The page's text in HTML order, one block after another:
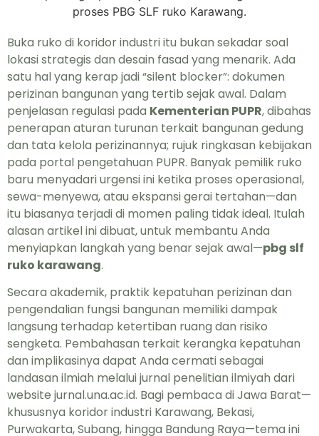
Buka ruko di koridor industri itu bukan sekadar soal
lokasi strategis dan desain fasad yang menarik. Ada
satu hal yang kerap jadi “silent blocker”: dokumen
perizinan bangunan yang tertib sejak awal. Dalam
penjelasan regulasi pada Kementerian PUPR, dibahas
penerapan aturan turunan terkait bangunan gedung
dan tata kelola perizinannya; rujuk ringkasan kebijakan
pada portal pengetahuan PUPR. Banyak pemilik ruko
baru menyadari urgensi ini ketika proses operasional,
sewa-menyewa, atau ekspansi gerai tertahan—dan
itu biasanya terjadi di momen paling tidak ideal. Itulah
alasan artikel ini dibuat, untuk membantu Anda
menyiapkan langkah yang benar sejak awal—pbg slf
ruko karawang.
Secara akademik, praktik kepatuhan perizinan dan
pengendalian fungsi bangunan memiliki dampak
langsung terhadap ketertiban ruang dan risiko
sengketa. Pembahasan terkait kerangka kepatuhan
dan implikasinya dapat Anda cermati sebagai
landasan ilmiah melaluijurnal penelitian ilmiyah dari
website jurnal.una.ac.id. Bagi pembaca di Jawa Barat—
khususnya koridor industri Karawang, Bekasi,
Purwakarta, Subang, hingga Bandung Raya—tema ini